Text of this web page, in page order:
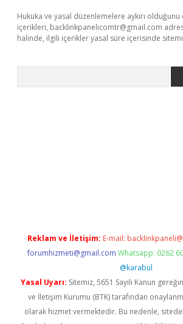
Hukuka ve yasal düzenlemelere aykırı
içerikleri, backlinkpanelicomtr@gmail.com
halinde, ilgili içerikler yasal süre içerisinde
Reklam ve İletişim: E-mail:
forumhizmeti@gmail.com Whatsapp: 0262
@karabul
Yasal Uyarı: Sitemiz, 5651 Sayılı Kanun
ve İletişim Kurumu (BTK) tarafından
olarak hizmet vermektedir. Bu nedenle,